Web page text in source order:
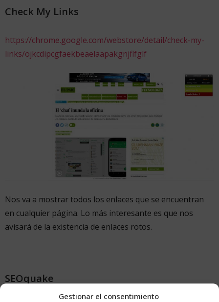
Gestionar el consentimiento
Check My Links
https://chrome.google.com/webstore/detail/check-my-
links/ojkcdipcgfaekbeaelaapakgnjflfglf
Nos va a mostrar todos los enlaces que se encuentran
en cualquier página. Lo más interesante es que nos
avisará de la existencia de enlaces rotos.
SEOquake